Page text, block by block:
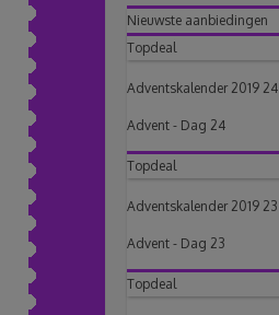
Nieuwste aanbiedingen
Topdeal
Adventskalender 2019 24
Advent - Dag 24
Topdeal
Adventskalender 2019 23
Advent - Dag 23
Topdeal